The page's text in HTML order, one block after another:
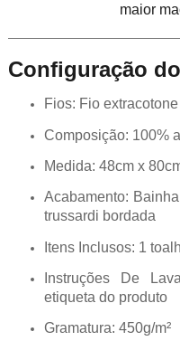
maior
Configuração
Fios: Fio extracotone
Composição: 100%
Medida: 48cm x
Acabamento:
trussardi bordada
Itens Inclusos: 1
Instruções De
etiqueta do produto
Gramatura: 450g/m²